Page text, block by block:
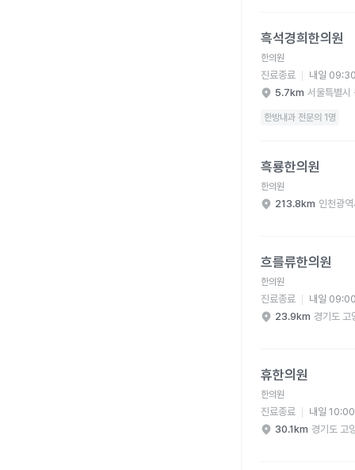
흑석경희한의원
한의원
진료종료
내일
5.7km 서울특별시
한방내과 전문의 1명
흑룡한의원
한의원
213.8km 인천광
흐를류한의원
한의원
진료종료
내일
23.9km 경기도 고
휴한의원
한의원
진료종료
내일
30.1km 경기도 고